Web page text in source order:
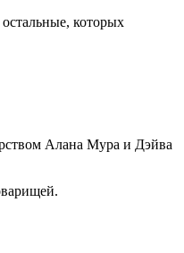
которых
Алана Мура и Дэйва